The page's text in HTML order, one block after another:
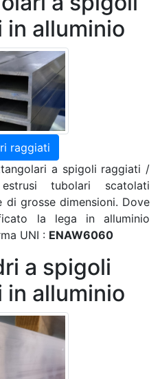
alluminio
raggiati
a spigoli raggiati /
tubolari scatolati
grosse dimensioni. Dove
la lega in alluminio
UNI : ENAW6060
a spigoli
alluminio